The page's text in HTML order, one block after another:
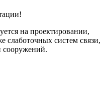
на проектировании,
слаботочных систем связи,
сооружений.